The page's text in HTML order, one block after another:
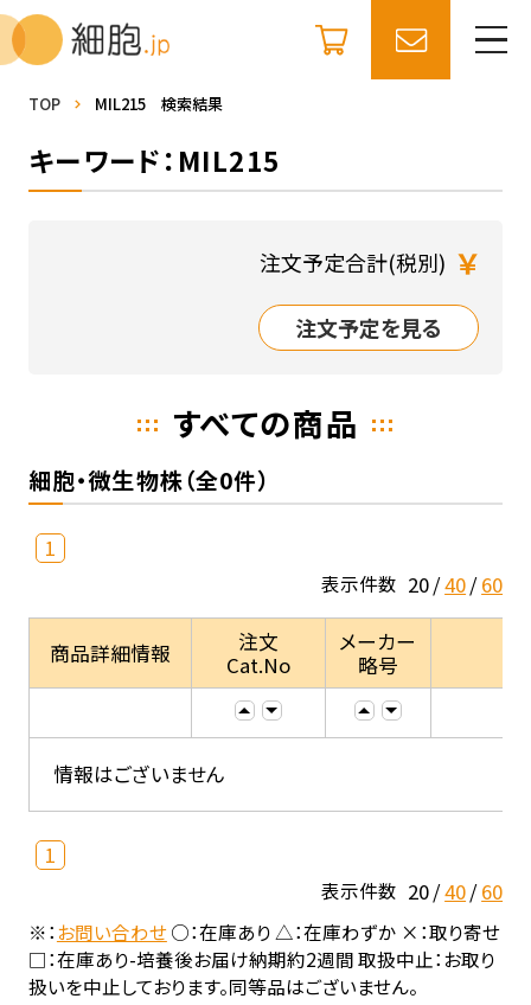
TOP MIL215 検索結果
キーワード：MIL215
注文予定合計(税別) ￥
注文予定を見る
すべての商品
細胞・微生物株（全0件）
1
表示件数 20 40 60
商品詳細情報
注文
Cat.No
メーカー
略号
情報はございません
1
表示件数 20 40 60
※：お問い合わせ○：在庫あり △：在庫わずか ×：取り寄せ
□：在庫あり-培養後お届け納期約2週間 取扱中止：お取り
扱いを中止しております。同等品はございません。